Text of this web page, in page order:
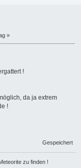
»
!
da ja extrem
!
Gespeichert
zu finden !